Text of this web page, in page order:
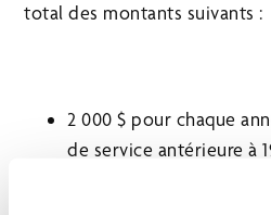
total des montants suivants :
2 000 $ pour chaque
de service antérieure à
1 500 $ pour chaque